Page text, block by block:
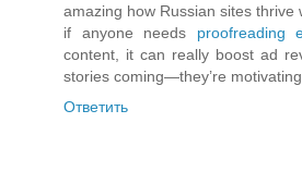
amazing how Russian sites thrive
if anyone needs proofreading
content, it can really boost ad
stories coming—they’re
Ответить